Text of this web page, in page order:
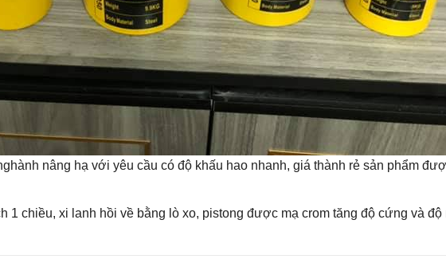
nâng hạ với yêu cầu có độ khấu hao nhanh, giá thành rẻ sản phẩm
1 chiều, xi lanh hồi về bằng lò xo, pistong được mạ crom tăng độ cứng và độ